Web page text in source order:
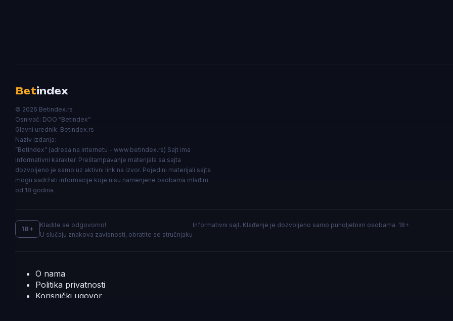
Betindex
© 2026 Betindex.rs
Osnivač: DOO “Betindex”
Glavni urednik: Betindex.rs
Naziv izdanja:
”Betindex” (adresa na internetu - www.betindex.rs) Sajt ima
informativni karakter. Preštampavanje materijala sa sajta
dozvoljeno je samo uz aktivni link na izvor. Pojedini materijali sajta
mogu sadržati informacije koje nisu namenjene osobama mlađim
od 18 godina
18+
Kladite se odgovorno!
U slučaju znakova zavisnosti, obratite se stručnjaku
Informativni sajt. Klađenje je dozvoljeno samo punoljetnim osobama. 18+
O nama
Politika privatnosti
Korisnički ugovor